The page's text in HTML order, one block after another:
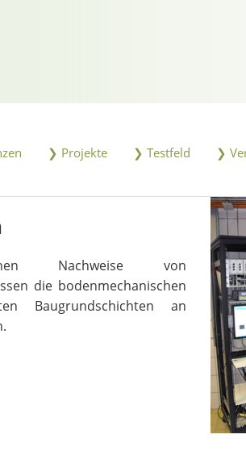
❯ Projekte ❯ Testfeld ❯
Nachweise von
die bodenmechanischen
Baugrundschichten an